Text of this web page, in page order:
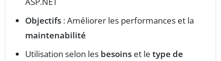
Objectifs : Améliorer les performances et la
maintenabilité
Utilisation selon les besoins et le type de